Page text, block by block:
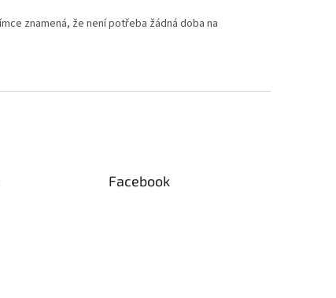
znamená, že není potřeba žádná doba na
Facebook